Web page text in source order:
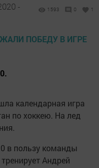
-
1593 0 1
календарная игра
по хоккею. На лед
в пользу команды
Андрей